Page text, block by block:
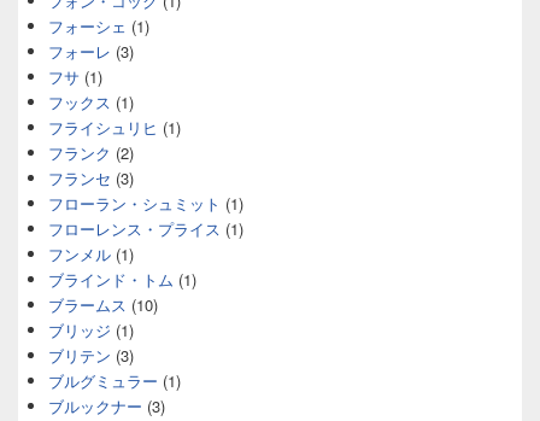
フォーシェ (1)
フォーレ (3)
フサ (1)
フックス (1)
フライシュリヒ (1)
フランク (2)
フランセ (3)
フローラン・シュミット (1)
フローレンス・プライス (1)
フンメル (1)
ブラインド・トム (1)
ブラームス (10)
ブリッジ (1)
ブリテン (3)
ブルグミュラー (1)
ブルックナー (3)